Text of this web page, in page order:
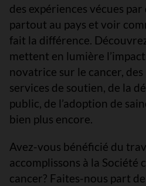
des expériences vécues
partout au pays et voir
fait la différence.
mettent en lumière
novatrice sur le cancer,
services de soutien, de la
public, de l’adoption de
bien plus encore.
Avez-vous bénéficié du
accomplissons à la Société
cancer? Faites-nous part